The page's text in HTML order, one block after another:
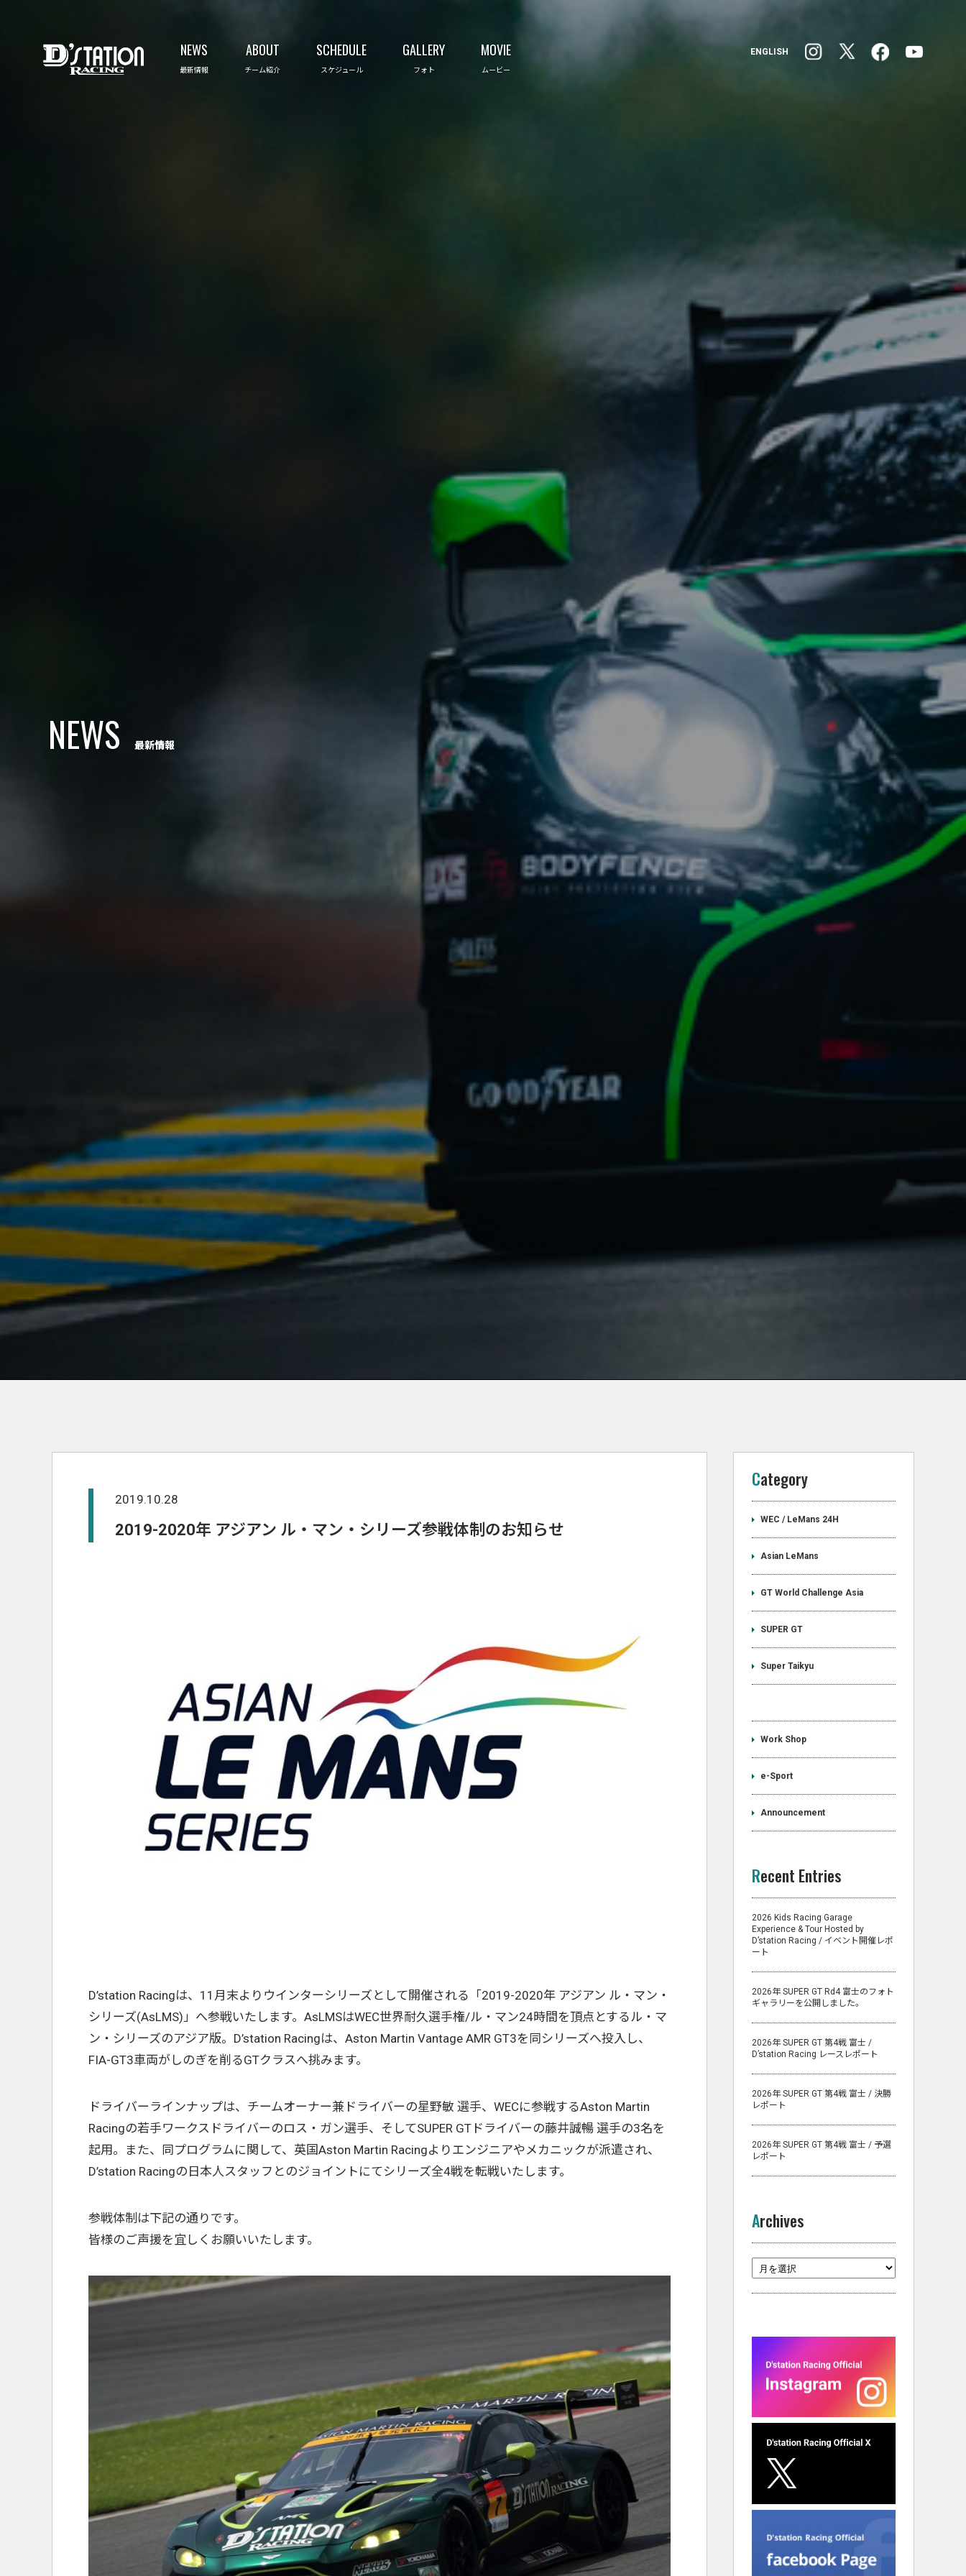
NEWS
最新情報
ABOUT
チーム紹介
SCHEDULE
スケジュール
GALLERY
フォト
MOVIE
ムービー
ENGLISH
NEWS 最新情報
2019.10.28
2019-2020年 アジアン ル・マン・シリーズ参戦体制のお知らせ
D’station Racingは、11月末よりウインターシリーズとして開催される「2019-2020年 アジアン ル・マン・
シリーズ(AsLMS)」へ参戦いたします。AsLMSはWEC世界耐久選手権/ル・マン24時間を頂点とするル・マ
ン・シリーズのアジア版。D’station Racingは、Aston Martin Vantage AMR GT3を同シリーズへ投入し、
FIA-GT3車両がしのぎを削るGTクラスへ挑みます。
ドライバーラインナップは、チームオーナー兼ドライバーの星野敏 選手、WECに参戦するAston Martin
Racingの若手ワークスドライバーのロス・ガン選手、そしてSUPER GTドライバーの藤井誠暢 選手の3名を
起用。また、同プログラムに関して、英国Aston Martin Racingよりエンジニアやメカニックが派遣され、
D’station Racingの日本人スタッフとのジョイントにてシリーズ全4戦を転戦いたします。
参戦体制は下記の通りです。
皆様のご声援を宜しくお願いいたします。
Category
WEC / LeMans 24H
Asian LeMans
GT World Challenge Asia
SUPER GT
Super Taikyu
Work Shop
e-Sport
Announcement
Recent Entries
2026 Kids Racing Garage
Experience & Tour Hosted by
D’station Racing / イベント開催レポ
ート
2026年 SUPER GT Rd4 富士のフォト
ギャラリーを公開しました。
2026年 SUPER GT 第4戦 富士 /
D’station Racing レースレポート
2026年 SUPER GT 第4戦 富士 / 決勝
レポート
2026年 SUPER GT 第4戦 富士 / 予選
レポート
Archives